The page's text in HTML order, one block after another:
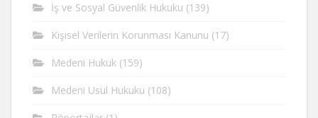
İş ve Sosyal Güvenlik Hukuku (139)
Kişisel Verilerin Korunması Kanunu (17)
Medeni Hukuk (159)
Medeni Usul Hukuku (108)